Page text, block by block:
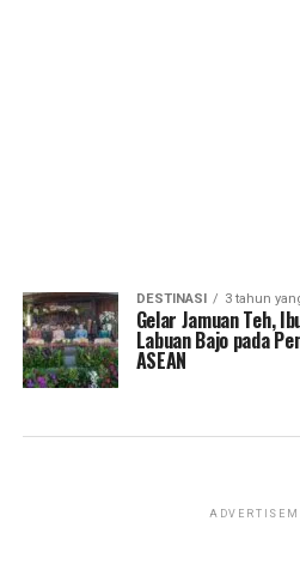
DESTINASI 3 tahun
Gelar Jamuan Teh,
Labuan Bajo pada
ASEAN